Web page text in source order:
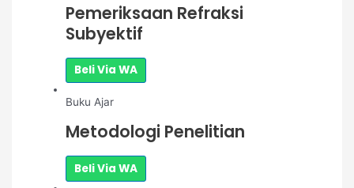
Pemeriksaan Refraksi
Subyektif
Beli Via WA
Buku Ajar
Metodologi Penelitian
Beli Via WA